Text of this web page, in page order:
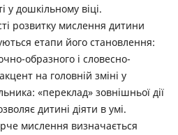
у дошкільному віці.
розвитку мислення дитини
етапи його становлення:
образного і словесно-
на головній зміні у
«переклад» зовнішньої дії
дитині діяти в умі.
мислення визначається